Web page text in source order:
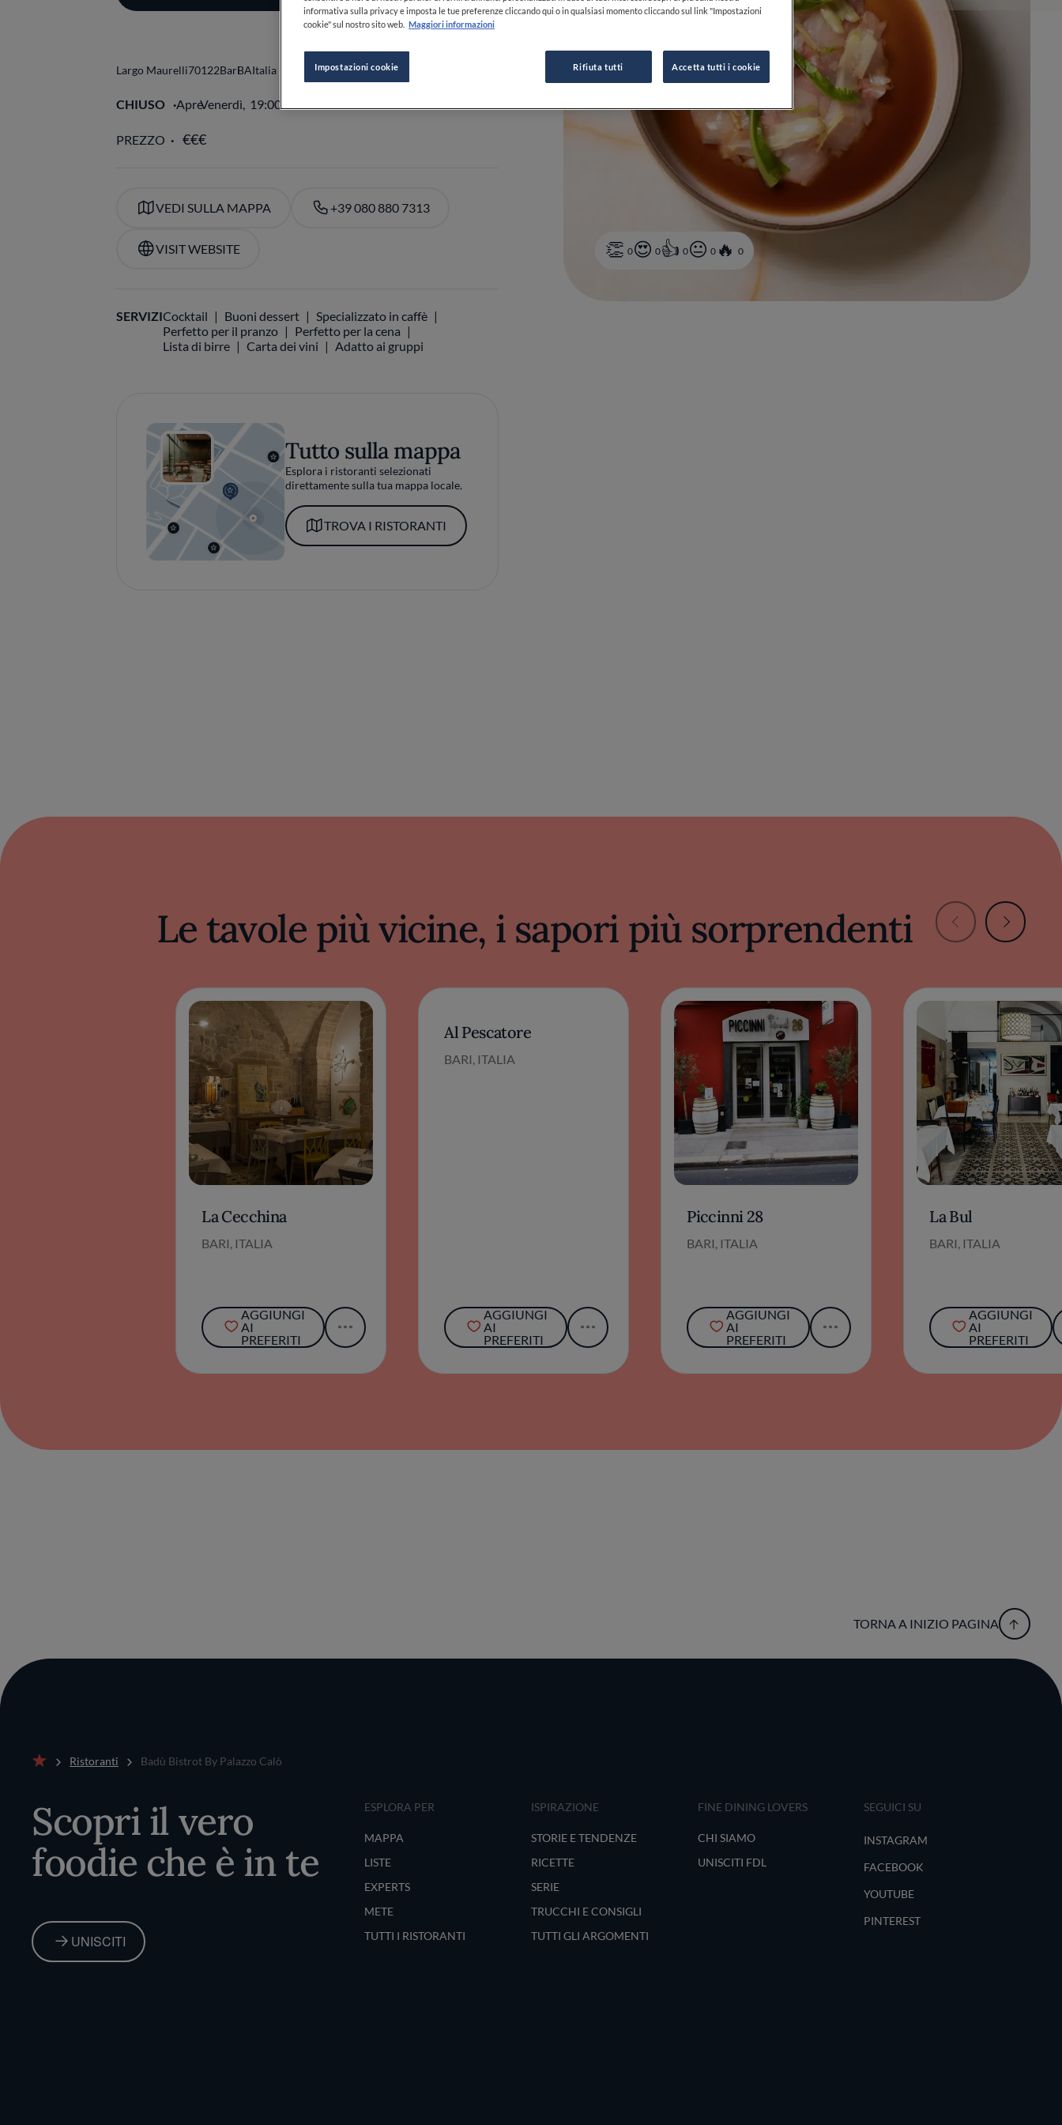
0 0 0 0 0
Largo Maurelli70122BariBAItalia
CHIUSO ApreVenerdì, 19:00-22:30
PREZZO
VEDI SULLA MAPPA +39 080 880 7313
VISIT WEBSITE
SERVIZICocktail Buoni dessert
Specializzato in caffè
Perfetto per il pranzo
Perfetto per la cena
Lista di birre
Carta dei vini Adatto ai gruppi
Tutto sulla mappa
Esplora i ristoranti selezionati
direttamente sulla tua mappa locale.
TROVA I RISTORANTI
Le tavole più vicine, i sapori più sorprendenti
La Cecchina
BARI, ITALIA
AGGIUNGI
AI
PREFERITI
Al Pescatore
BARI, ITALIA
AGGIUNGI
AI
PREFERITI
Piccinni 28
BARI, ITALIA
AGGIUNGI
AI
PREFERITI
La Bul
BARI, ITALIA
AGGIUNGI
AI
PREFERITI
TORNA A INIZIO PAGINA
Ristoranti Badù Bistrot By Palazzo Calò
Scopri il vero
foodie che è in te
UNISCITI
ESPLORA PER
MAPPA
LISTE
EXPERTS
METE
TUTTI I RISTORANTI
ISPIRAZIONE
STORIE E TENDENZE
RICETTE
SERIE
TRUCCHI E CONSIGLI
TUTTI GLI ARGOMENTI
FINE DINING LOVERS
CHI SIAMO
UNISCITI FDL
SEGUICI SU
INSTAGRAM
FACEBOOK
YOUTUBE
PINTEREST
informativa sulla privacy e imposta le tue preferenze cliccando qui o in qualsiasi momento cliccando sul link "Impostazioni
cookie" sul nostro sito web. Maggiori informazioni
Impostazioni cookie Rifiuta tutti Accetta tutti i cookie